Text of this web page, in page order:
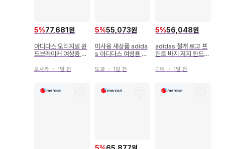
5%77,681원
아디다스 오리지널 윈
드브레이커 여성용 L
오사카 ・ 1달 전
5%55,073원
미사용 새상품 adida
s 아디다스 여성용 반
비 L
도쿄 ・ 1달 전
5%56,048원
adidas 절개 로고 프
린트 바지 저지 윈드브
미에 ・ 1달 전